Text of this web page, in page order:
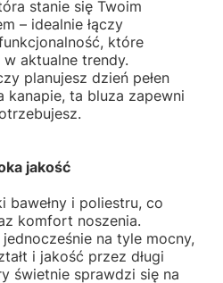
stanie się Twoim
– idealnie łączy
które
aktualne trendy.
planujesz dzień pełen
kanapie, ta bluza zapewni
jakość
bawełny i poliestru, co
komfort noszenia.
na tyle mocny,
i jakość przez długi
świetnie sprawdzi się na